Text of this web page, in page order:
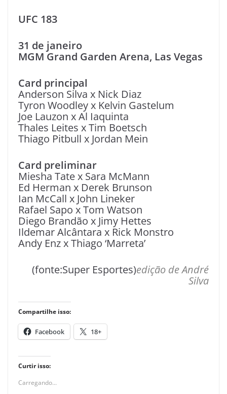
UFC 183
31 de janeiro
MGM Grand Garden Arena, Las Vegas
Card principal
Anderson Silva x Nick Diaz
Tyron Woodley x Kelvin Gastelum
Joe Lauzon x Al Iaquinta
Thales Leites x Tim Boetsch
Thiago Pitbull x Jordan Mein
Card preliminar
Miesha Tate x Sara McMann
Ed Herman x Derek Brunson
Ian McCall x John Lineker
Rafael Sapo x Tom Watson
Diego Brandão x Jimy Hettes
Ildemar Alcântara x Rick Monstro
Andy Enz x Thiago ‘Marreta’
(fonte:Super Esportes)edição de André
Silva
Compartilhe isso:
Facebook 18+
Curtir isso:
Carregando...